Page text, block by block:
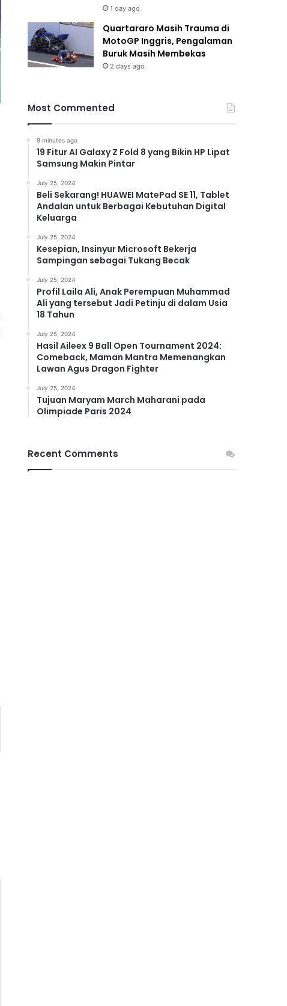
1 day ago
Quartararo Masih Trauma di
MotoGP Inggris, Pengalaman
Buruk Masih Membekas
2 days ago
Most Commented
9 minutes ago
19 Fitur AI Galaxy Z Fold 8 yang Bikin HP Lipat
Samsung Makin Pintar
July 25, 2024
Beli Sekarang! HUAWEI MatePad SE 11, Tablet
Andalan untuk Berbagai Kebutuhan Digital
Keluarga
July 25, 2024
Kesepian, Insinyur Microsoft Bekerja
Sampingan sebagai Tukang Becak
July 25, 2024
Profil Laila Ali, Anak Perempuan Muhammad
Ali yang tersebut Jadi Petinju di dalam Usia
18 Tahun
July 25, 2024
Hasil Aileex 9 Ball Open Tournament 2024:
Comeback, Maman Mantra Memenangkan
Lawan Agus Dragon Fighter
July 25, 2024
Tujuan Maryam March Maharani pada
Olimpiade Paris 2024
Recent Comments